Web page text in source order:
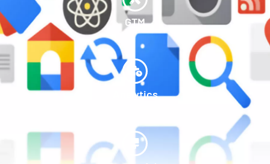
GTM
Analytics